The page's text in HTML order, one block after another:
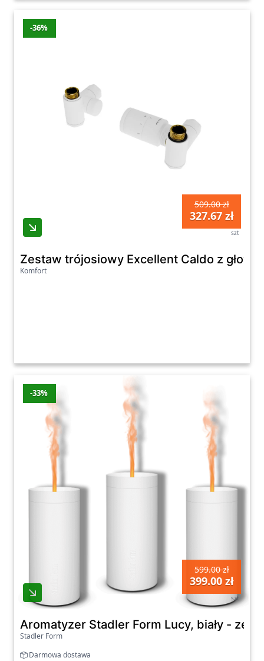
-36%
509.00 zł
327.67 zł
szt
Zestaw trójosiowy Excellent Caldo z
Komfort
-33%
599.00 zł
399.00 zł
szt
Aromatyzer Stadler Form Lucy, biały -
Stadler Form
Darmowa dostawa